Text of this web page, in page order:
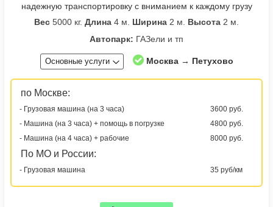
надежную транспортировку с вниманием к каждому грузу
Вес 5000 кг. Длина 4 м. Ширина 2 м. Высота 2 м.
Автопарк: ГАЗели и тп
Основные услуги Москва → Петухово
по Москве:
- Грузовая машина (на 3 часа)
3600 руб.
- Машина (на 3 часа) + помощь в погрузке
4800 руб.
- Машина (на 4 часа) + рабочие
8000 руб.
По МО и России:
- Грузовая машина 35 руб/км